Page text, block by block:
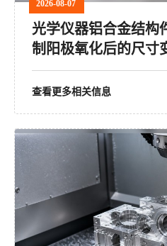
2026-08-07
光学仪器铝合金结构
制阳极氧化后的尺寸
查看更多相关信息